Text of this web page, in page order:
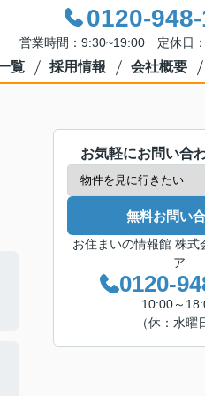
0120-
営業時間：9:30~19:00 定休日
覧 採用情報 会社概要
お気軽にお問い合
無料お問い
お住まいの情報館 株式
ア
0120-
10:00～
（休：水曜